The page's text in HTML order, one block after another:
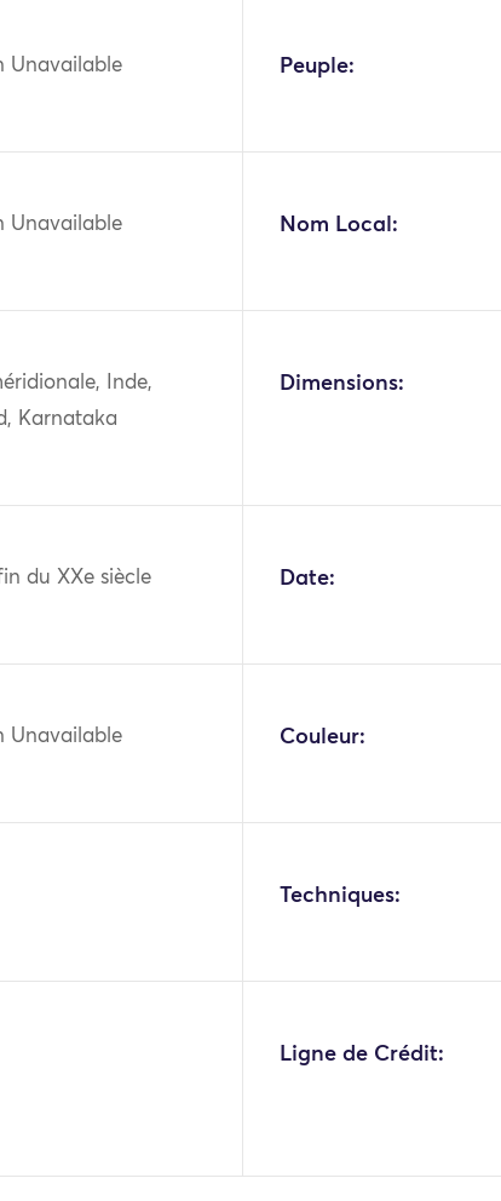
Unavailable Peuple:
Unavailable Nom Local:
Inde,
Karnataka
Dimensions:
du XXe siècle Date:
Unavailable Couleur:
Techniques:
Ligne de Crédit: